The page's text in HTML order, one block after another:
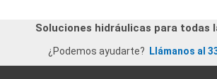
Soluciones hidráulicas para todas
¿Podemos ayudarte? Llámanos al